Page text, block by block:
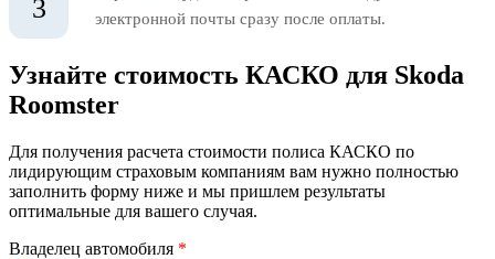
3
электронной почты сразу после оплаты.
Узнайте стоимость КАСКО для Skoda
Roomster
Для получения расчета стоимости полиса КАСКО по
лидирующим страховым компаниям вам нужно полностью
заполнить форму ниже и мы пришлем результаты
оптимальные для вашего случая.
Владелец автомобиля *